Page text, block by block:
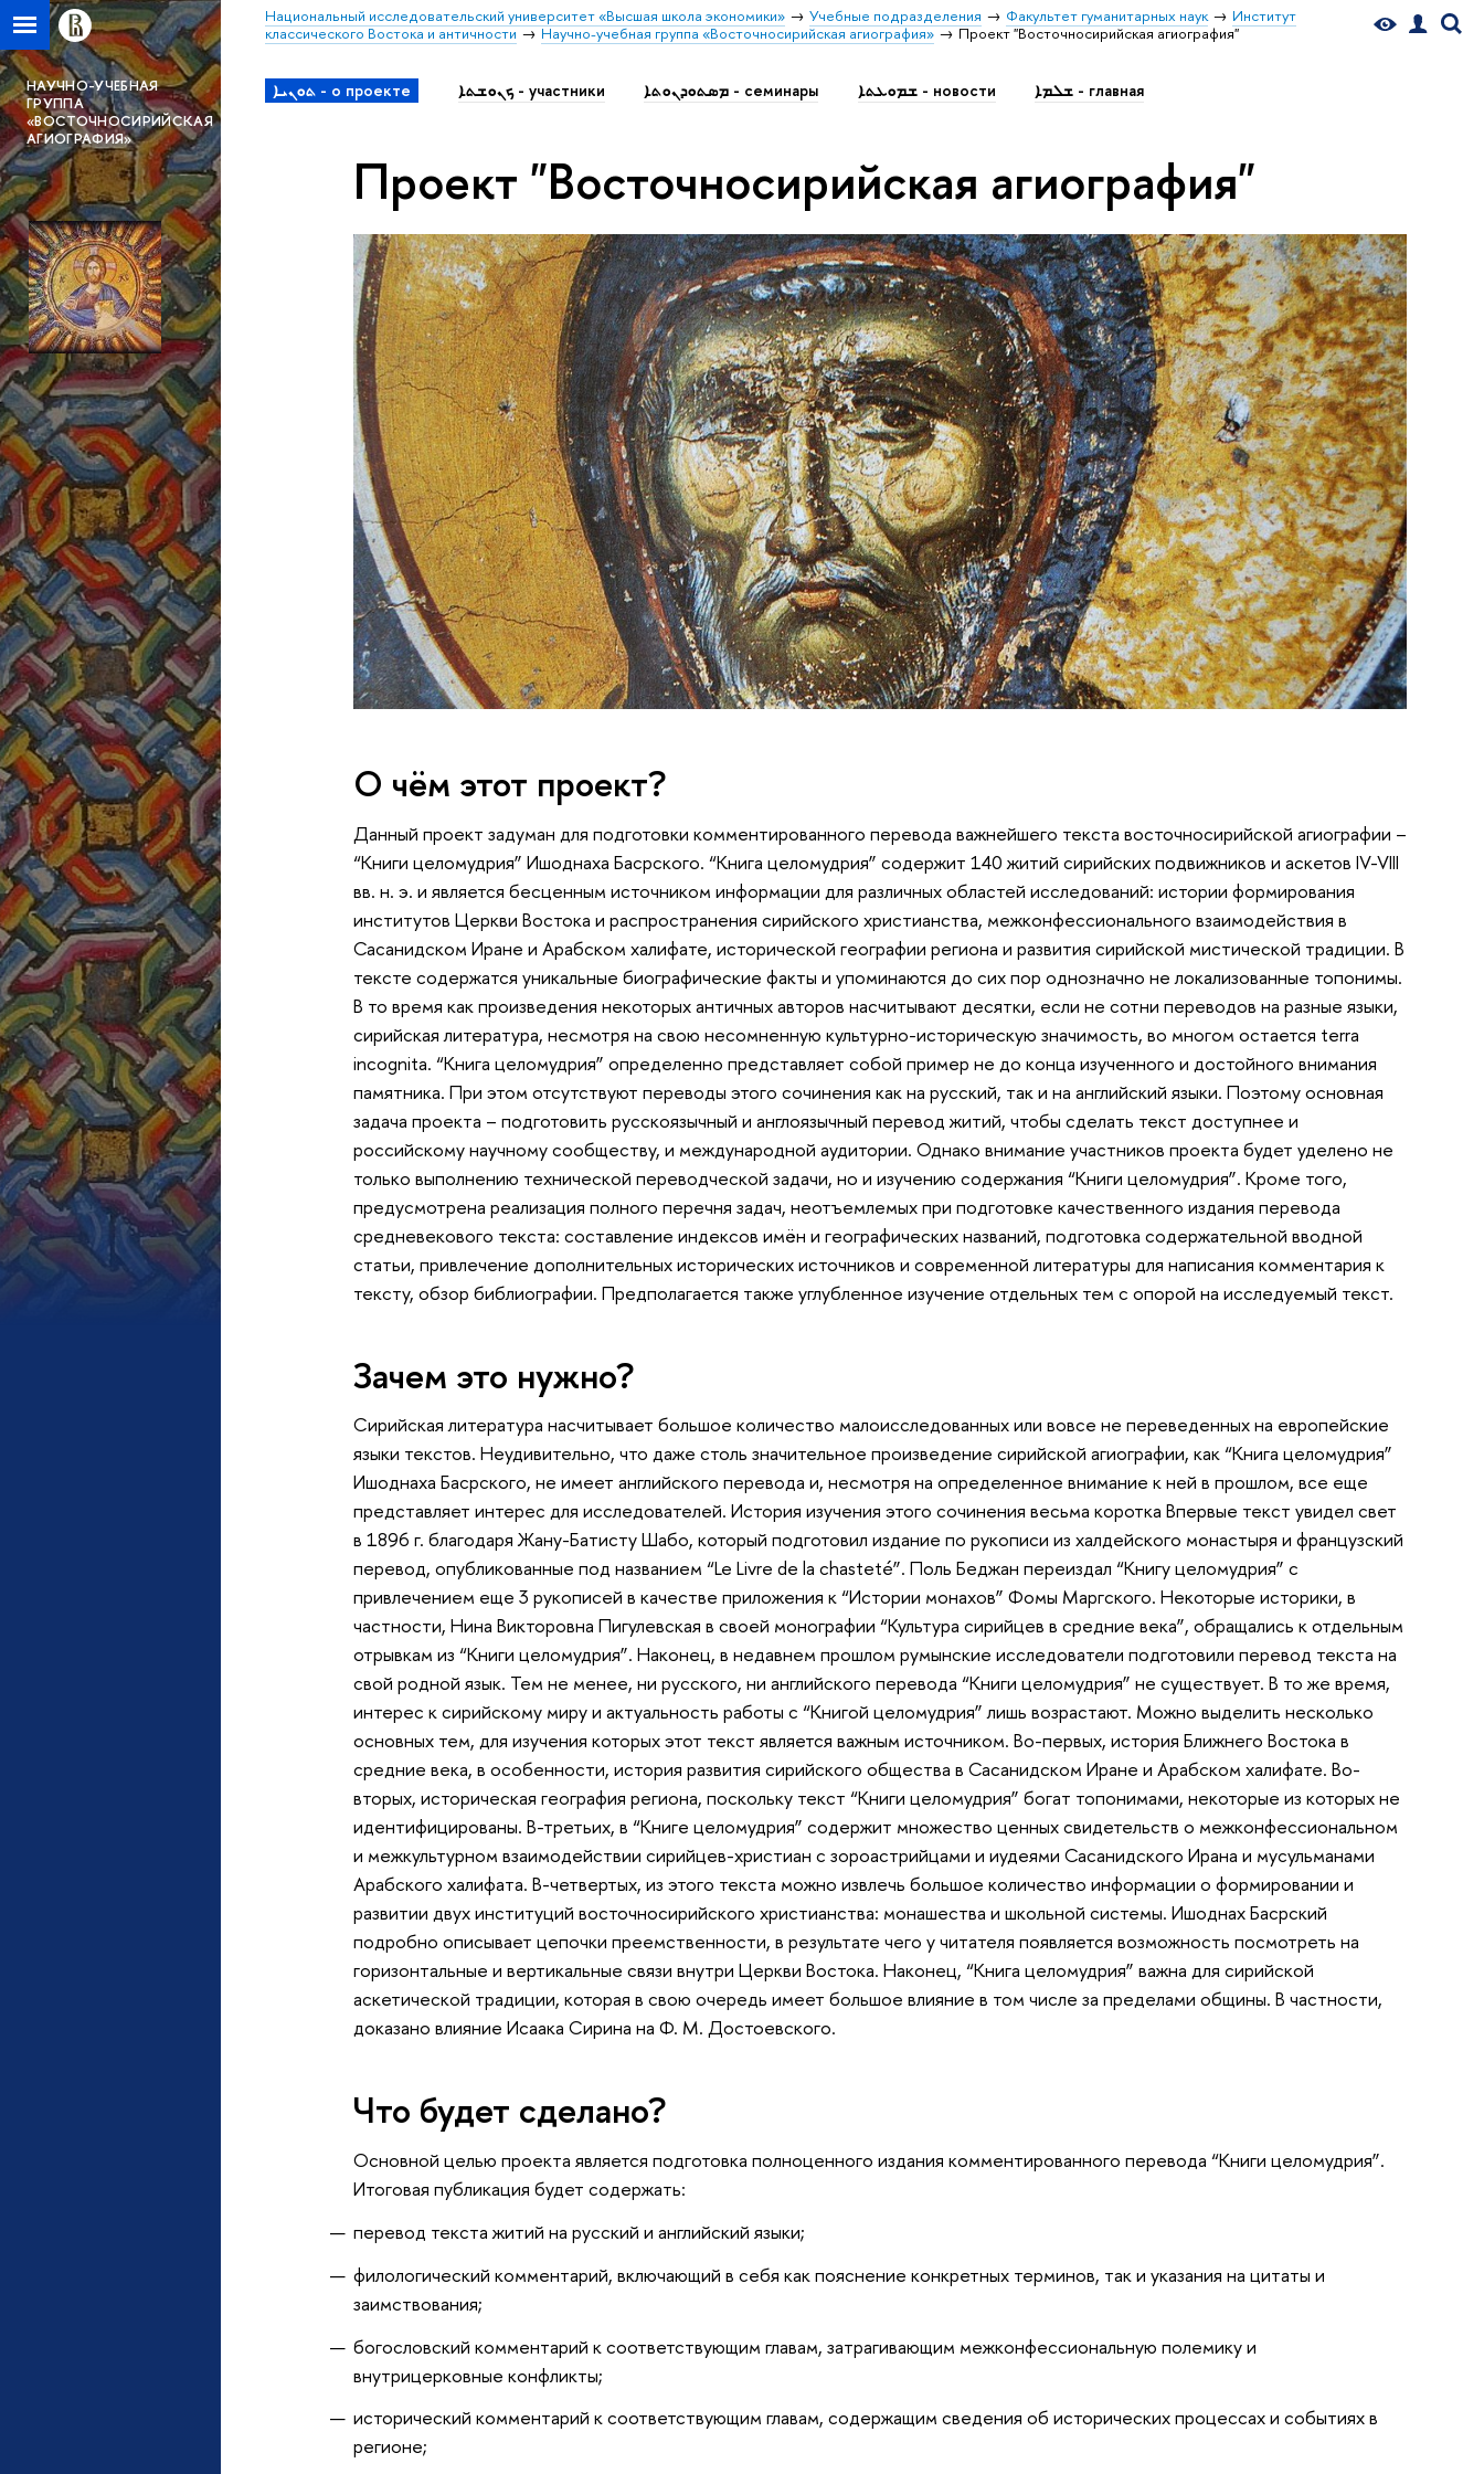
Национальный исследовательский университет «Высшая школа экономики» Учебные подразделения Факультет гуманитарных наук
Институт
классического Востока и античности
Научно-учебная группа «Восточносирийская агиография» Проект "Восточносирийская агиография"
НАУЧНО-УЧЕБНАЯ
ГРУППА
«ВОСТОЧНОСИРИЙСКАЯ
АГИОГРАФИЯ»
ܬܘܢܝܐ - о проекте ܟܢܘܫܬܐ - участники ܡܣܬܘܕܢܘܬܐ - семинары ܫܡܘܥܬܐ - новости ܫܠܡܐ - главная
Проект "Восточносирийская агиография"
О чём этот проект?
Данный проект задуман для подготовки комментированного перевода важнейшего текста восточносирийской агиографии –
“Книги целомудрия” Ишоднаха Басрского. “Книга целомудрия” содержит 140 житий сирийских подвижников и аскетов IV-VIII
вв. н. э. и является бесценным источником информации для различных областей исследований: истории формирования
институтов Церкви Востока и распространения сирийского христианства, межконфессионального взаимодействия в
Сасанидском Иране и Арабском халифате, исторической географии региона и развития сирийской мистической традиции. В
тексте содержатся уникальные биографические факты и упоминаются до сих пор однозначно не локализованные топонимы.
В то время как произведения некоторых античных авторов насчитывают десятки, если не сотни переводов на разные языки,
сирийская литература, несмотря на свою несомненную культурно-историческую значимость, во многом остается terra
incognita. “Книга целомудрия” определенно представляет собой пример не до конца изученного и достойного внимания
памятника. При этом отсутствуют переводы этого сочинения как на русский, так и на английский языки. Поэтому основная
задача проекта – подготовить русскоязычный и англоязычный перевод житий, чтобы сделать текст доступнее и
российскому научному сообществу, и международной аудитории. Однако внимание участников проекта будет уделено не
только выполнению технической переводческой задачи, но и изучению содержания “Книги целомудрия”. Кроме того,
предусмотрена реализация полного перечня задач, неотъемлемых при подготовке качественного издания перевода
средневекового текста: составление индексов имён и географических названий, подготовка содержательной вводной
статьи, привлечение дополнительных исторических источников и современной литературы для написания комментария к
тексту, обзор библиографии. Предполагается также углубленное изучение отдельных тем с опорой на исследуемый текст.
Зачем это нужно?
Сирийская литература насчитывает большое количество малоисследованных или вовсе не переведенных на европейские
языки текстов. Неудивительно, что даже столь значительное произведение сирийской агиографии, как “Книга целомудрия”
Ишоднаха Басрского, не имеет английского перевода и, несмотря на определенное внимание к ней в прошлом, все еще
представляет интерес для исследователей. История изучения этого сочинения весьма коротка Впервые текст увидел свет
в 1896 г. благодаря Жану-Батисту Шабо, который подготовил издание по рукописи из халдейского монастыря и французский
перевод, опубликованные под названием “Le Livre de la chasteté”. Поль Беджан переиздал “Книгу целомудрия” с
привлечением еще 3 рукописей в качестве приложения к “Истории монахов” Фомы Маргского. Некоторые историки, в
частности, Нина Викторовна Пигулевская в своей монографии “Культура сирийцев в средние века”, обращались к отдельным
отрывкам из “Книги целомудрия”. Наконец, в недавнем прошлом румынские исследователи подготовили перевод текста на
свой родной язык. Тем не менее, ни русского, ни английского перевода “Книги целомудрия” не существует. В то же время,
интерес к сирийскому миру и актуальность работы с “Книгой целомудрия” лишь возрастают. Можно выделить несколько
основных тем, для изучения которых этот текст является важным источником. Во-первых, история Ближнего Востока в
средние века, в особенности, история развития сирийского общества в Сасанидском Иране и Арабском халифате. Во-
вторых, историческая география региона, поскольку текст “Книги целомудрия” богат топонимами, некоторые из которых не
идентифицированы. В-третьих, в “Книге целомудрия” содержит множество ценных свидетельств о межконфессиональном
и межкультурном взаимодействии сирийцев-христиан с зороастрийцами и иудеями Сасанидского Ирана и мусульманами
Арабского халифата. В-четвертых, из этого текста можно извлечь большое количество информации о формировании и
развитии двух институций восточносирийского христианства: монашества и школьной системы. Ишоднах Басрский
подробно описывает цепочки преемственности, в результате чего у читателя появляется возможность посмотреть на
горизонтальные и вертикальные связи внутри Церкви Востока. Наконец, “Книга целомудрия” важна для сирийской
аскетической традиции, которая в свою очередь имеет большое влияние в том числе за пределами общины. В частности,
доказано влияние Исаака Сирина на Ф. М. Достоевского.
Что будет сделано?
Основной целью проекта является подготовка полноценного издания комментированного перевода “Книги целомудрия”.
Итоговая публикация будет содержать:
перевод текста житий на русский и английский языки;
филологический комментарий, включающий в себя как пояснение конкретных терминов, так и указания на цитаты и
заимствования;
богословский комментарий к соответствующим главам, затрагивающим межконфессиональную полемику и
внутрицерковные конфликты;
исторический комментарий к соответствующим главам, содержащим сведения об исторических процессах и событиях в
регионе;